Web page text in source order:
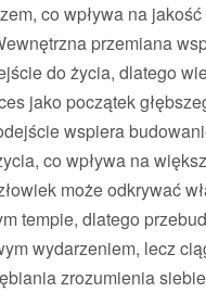
co wpływa na
przemiana
do życia, dlatego
jako początek
wspiera
co wpływa na
może odkrywać
tempie, dlatego
wydarzeniem, lecz
zrozumienia